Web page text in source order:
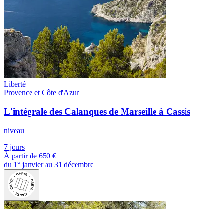
Liberté
Provence et Côte d'Azur
L'intégrale des Calanques de Marseille à Cassis
niveau
7 jours
À partir de 650 €
du 1° janvier au 31 décembre